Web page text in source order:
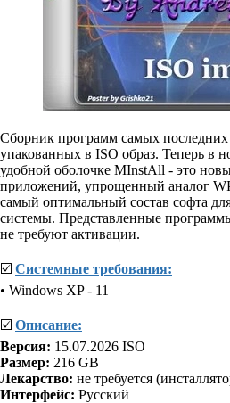
Сборник программ самых
упакованных в ISO образ. Теперь в
удобной оболочке MInstAll - это
приложений, упрощенный аналог
самый оптимальный состав софта
системы. Представленные
не требуют активации.
☑️ Системные требования:
• Windows XP - 11
☑️ Описание:
Версия: 15.07.2026 ISO
Размер: 216 GB
Лекарство: не требуется
Интерфейс: Русский